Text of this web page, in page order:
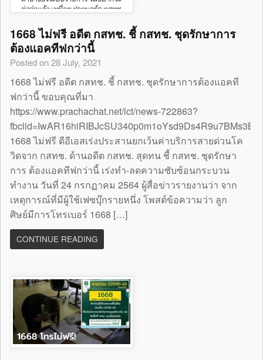
1668 ไม่ฟรี อดีต กสทช. ชี้ กสทช. ชุดรักษาการ
ต้องแอคทีฟกว่านี้
Posted on 28 July, 2021
1668 ไม่ฟรี อดีต กสทช. ชี้ กสทช. ชุดรักษาการต้องแอคที
ฟกว่านี้ ขอบคุณที่มา
https://www.prachachat.net/ict/news-722863?
1668 ไม่ฟรี ดีอีเอสเร่งประสานยกเว้นค่าบริการสายด่วนโค
วิดจาก กสทช. ด้านอดีต กสทช. สุดทน ชี้ กสทช. ชุดรักษา
การ ต้องแอคทีฟกว่านี้ เร่งทำ-ลดความซับซ้อนกระบวน
ทำงาน วันที่ 24 กรกฏาคม 2564 ผู้สื่อข่าวรายงานว่า จาก
เหตุการณ์ที่มีผู้ใช้เฟซบุ๊กรายหนึ่ง โพสต์ข้อความว่า ลูก
ศิษย์มีการโทรเบอร์ 1668 […]
CONTINUE READING